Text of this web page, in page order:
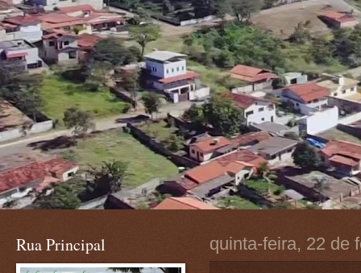
quinta-feira, 22 de
Rua Principal